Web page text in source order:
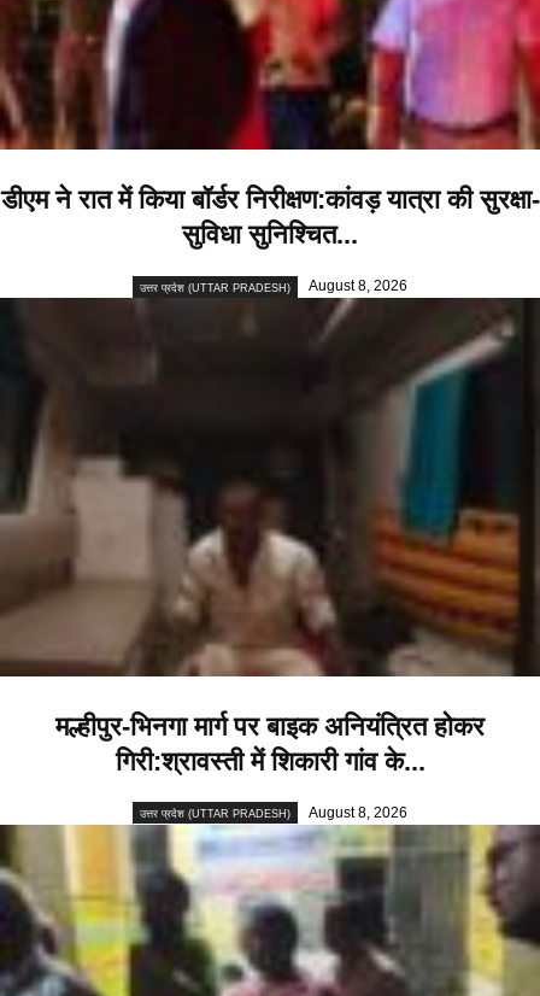
डीएम ने रात में किया बॉर्डर निरीक्षण:कांवड़ यात्रा की सुरक्षा-
सुविधा सुनिश्चित...
उत्तर प्रदेश (UTTAR PRADESH) August 8, 2026
मल्हीपुर-भिनगा मार्ग पर बाइक अनियंत्रित होकर
गिरी:श्रावस्ती में शिकारी गांव के...
उत्तर प्रदेश (UTTAR PRADESH) August 8, 2026